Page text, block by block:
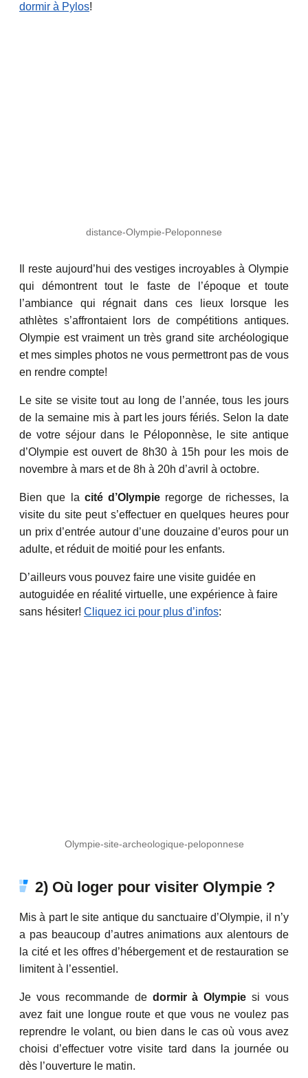
dormir à Pylos!
distance-Olympie-Peloponnese
Il reste aujourd’hui des vestiges incroyables à Olympie
qui démontrent tout le faste de l’époque et toute
l’ambiance qui régnait dans ces lieux lorsque les
athlètes s’affrontaient lors de compétitions antiques.
Olympie est vraiment un très grand site archéologique
et mes simples photos ne vous permettront pas de vous
en rendre compte!
Le site se visite tout au long de l’année, tous les jours
de la semaine mis à part les jours fériés. Selon la date
de votre séjour dans le Péloponnèse, le site antique
d’Olympie est ouvert de 8h30 à 15h pour les mois de
novembre à mars et de 8h à 20h d’avril à octobre.
Bien que la cité d’Olympie regorge de richesses, la
visite du site peut s’effectuer en quelques heures pour
un prix d’entrée autour d’une douzaine d’euros pour un
adulte, et réduit de moitié pour les enfants.
D’ailleurs vous pouvez faire une visite guidée en
autoguidée en réalité virtuelle, une expérience à faire
sans hésiter! Cliquez ici pour plus d’infos:
Olympie-site-archeologique-peloponnese
2) Où loger pour visiter Olympie ?
Mis à part le site antique du sanctuaire d’Olympie, il n’y
a pas beaucoup d’autres animations aux alentours de
la cité et les offres d’hébergement et de restauration se
limitent à l’essentiel.
Je vous recommande dedormir à Olympie si vous
avez fait une longue route et que vous ne voulez pas
reprendre le volant, ou bien dans le cas où vous avez
choisi d’effectuer votre visite tard dans la journée ou
dès l’ouverture le matin.